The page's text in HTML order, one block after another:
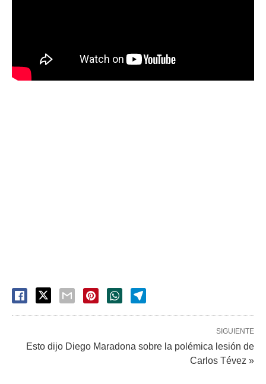
SIGUIENTE
Esto dijo Diego Maradona sobre la polémica lesión de
Carlos Tévez »